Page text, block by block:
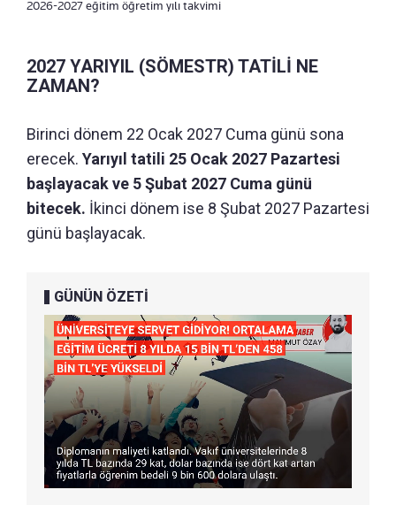
2026-2027 eğitim öğretim yılı takvimi
2027 YARIYIL (SÖMESTR) TATİLİ NE
ZAMAN?
Birinci dönem 22 Ocak 2027 Cuma günü sona
erecek. Yarıyıl tatili 25 Ocak 2027 Pazartesi
başlayacak ve 5 Şubat 2027 Cuma günü
bitecek. İkinci dönem ise 8 Şubat 2027 Pazartesi
günü başlayacak.
GÜNÜN ÖZETİ